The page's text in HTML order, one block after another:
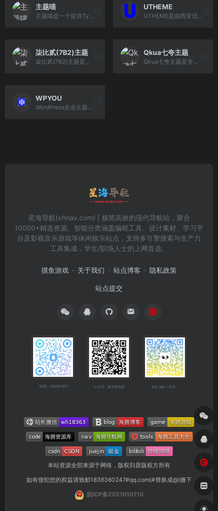
主题喵
主题喵是一个提供Typecho和WordPress主题的网站，收录了各种风格和功能的主题，以及独立程序。您可以在这里找到适合您的主题，或者投稿您的原创作品。
UTHEME
UTHEME是由西安优思慕计算机技术有限公司运营的WordPress开发定制品牌，团队有着多年的WordPress与WooCommerce主题开发经验，且旗下长期运维多款高品质的原创WordPress主题，为WordPress游戏下载站(游戏)主题、WordPress导航网站(小程序)、WordPress个人网站(小程序)、WordPress同城互联网产品、WordPress跨境电商独立站(WooCommerce)等互联网常用需求持 续提供解决方案，即使您不懂代码也能轻松上手我们出品的WordPress产品
柒比贰(7B2)主题
柒比贰(7B2)主题是一款集合wordpress企业主题、wordpress微信主题的wordpress多功能高级付费主题模板，全面支持微信登陆、微信支付、微信公众号、微信小程序和APP等各个场景。
Qkua七夸主题
Qkua七夸主题是专为动漫二次元、博客、自媒体、资讯、社区类的网站设计开发的WordPress主题模板，采用模块化设计风格让您的网站更具可维护性和扩展性，让您的网站更具竞争力！
WPYOU
WordPress企业主题提供WordPress企业主题下载,WordPress企业模版,WordPress外贸主题,WordPress企业建站,WordPress CMS门户主题等WordPress定制开发服务。
星海导航(xhnav.com) | 极简高效的现代导航站，聚合
10000+精选资源。智能分类涵盖编程工具、设计素材、学习平
台及影视音乐游戏等休闲娱乐站点，支持多引擎搜索与生产力
工具集成，学生/职场人士的上网首选。
摸鱼游戏 关于我们 站点博客 隐私政策
站点提交
QQ群：682921902 公众号：微信搜海拥 本站 app（安卓）
本站资源全部来源于网络，版权归原版权方所有
如有侵犯您的权益请致邮1836360247#qq.com(#替换成@)撤下
皖ICP备2021010710